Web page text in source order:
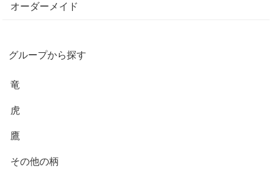
オーダーメイド
グループから探す
竜
虎
鷹
その他の柄